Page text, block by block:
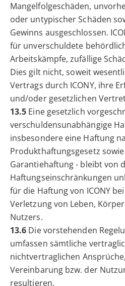
Mangelfolgeschäden,
oder untypischer Schäden
Gewinns ausgeschlossen.
für unverschuldete
Arbeitskämpfe, zufällige
Dies gilt nicht, soweit
Vertrags durch ICONY, ihre
und/oder gesetzlichen
13.5 Eine gesetzlich
verschuldensunabhängige
insbesondere eine Haftung
Produkthaftungsgesetz
Garantiehaftung - bleibt von
Haftungseinschränkungen
für die Haftung von ICONY
Verletzung von Leben,
Nutzers.
13.6 Die vorstehenden
umfassen sämtliche
nichtvertraglichen
Vereinbarung bzw. der
resultieren.